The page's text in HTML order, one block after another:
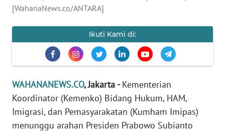
[WahanaNews.co/ANTARA]
Ikuti Kami di:
WAHANANEWS.CO, Jakarta -Kementerian
Koordinator (Kemenko) Bidang Hukum, HAM,
Imigrasi, dan Pemasyarakatan (Kumham Imipas)
menunggu arahan Presiden Prabowo Subianto
PENDIDIKAN
EDITORIAL
Informasi